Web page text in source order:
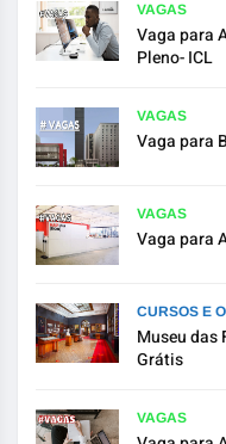
VAGAS
Vaga para
Pleno- ICL
VAGAS
Vaga para
VAGAS
Vaga para
CURSOS E
Museu das
Grátis
VAGAS